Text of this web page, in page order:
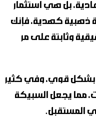
بل هي استثمار
ذهبية كهدية، فإنك
وثابتة على مر
بشكل قوي، وفي كثير
مما يجعل السبيكة
المستقبل.